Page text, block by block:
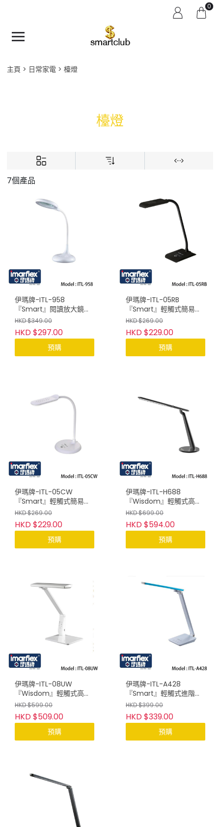
0
主頁 日常家電 檯燈
檯燈
7個產品
伊瑪牌-ITL-958
『Smart』閱讀放大鏡
LED護眼檯燈
HKD $349.00
HKD $297.00
預購
伊瑪牌-ITL-05RB
『Smart』輕觸式簡易
LED護眼檯燈(黑)
HKD $269.00
HKD $229.00
預購
伊瑪牌-ITL-05CW
『Smart』輕觸式簡易
LED護眼檯燈(白)
HKD $269.00
HKD $229.00
預購
伊瑪牌-ITL-H688
『Wisdom』輕觸式高階
LED護眼檯燈(黑)
HKD $699.00
HKD $594.00
預購
伊瑪牌-ITL-08UW
『Wisdom』輕觸式高階
LED護眼檯燈(白)
HKD $599.00
HKD $509.00
預購
伊瑪牌-ITL-A428
『Smart』輕觸式進階
LED護眼檯燈
HKD $399.00
HKD $339.00
預購